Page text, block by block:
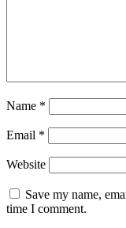
Name *
Email *
Website
Save my name,
time I comment.